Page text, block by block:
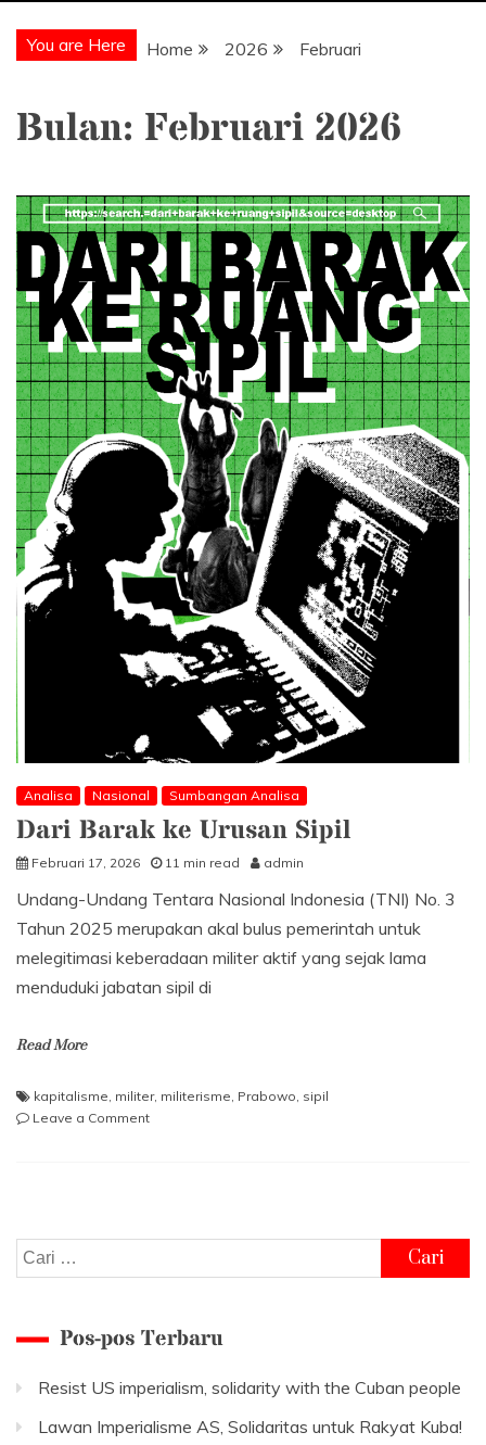
You are Here Home 2026 Februari
Bulan: Februari 2026
Analisa Nasional Sumbangan Analisa
Dari Barak ke Urusan Sipil
Februari 17, 2026 11 min read admin
Undang-Undang Tentara Nasional Indonesia (TNI) No. 3
Tahun 2025 merupakan akal bulus pemerintah untuk
melegitimasi keberadaan militer aktif yang sejak lama
menduduki jabatan sipil di
Read More
kapitalisme militer, militerisme Prabowo sipil
Leave a Commenton
Cari
untuk:
Pos-pos Terbaru
Resist US imperialism, solidarity with the Cuban people
Lawan Imperialisme AS, Solidaritas untuk Rakyat Kuba!